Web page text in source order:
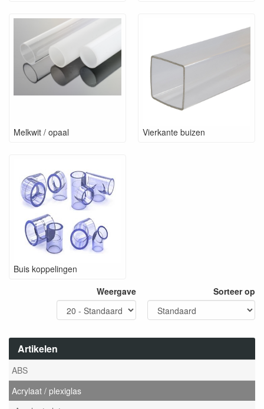
Artikelen
ABS
Acrylaat / plexiglas
Melkwit / opaal Vierkante buizen
Buis koppelingen
Weergave
Sorteer op